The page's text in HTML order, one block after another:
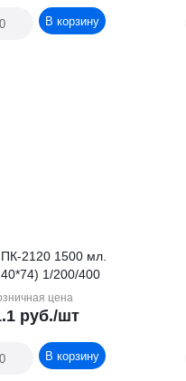
В корзину
ПК-2120 1500 мл.
1/200/400
цена
руб./шт
В корзину